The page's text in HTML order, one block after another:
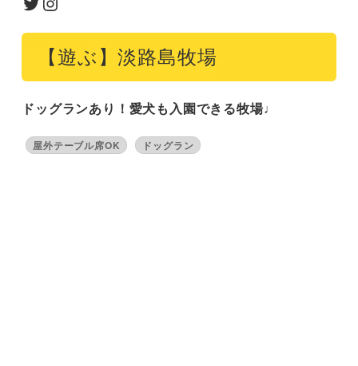
【遊ぶ】淡路島牧場
ドッグランあり！愛犬も入園できる牧場♩
屋外テーブル席OK ドッグラン